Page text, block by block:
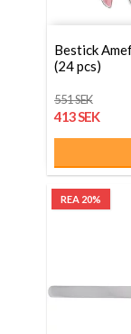
Bestick
(24 pcs)
551 SEK
413 SEK
REA 20%